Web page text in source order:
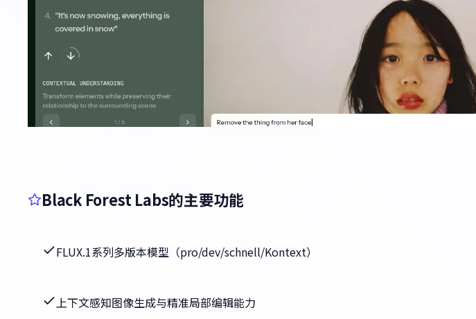
Black Forest Labs的主要功能
FLUX.1系列多版本模型（pro/dev/schnell/Kontext）
上下文感知图像生成与精准局部编辑能力